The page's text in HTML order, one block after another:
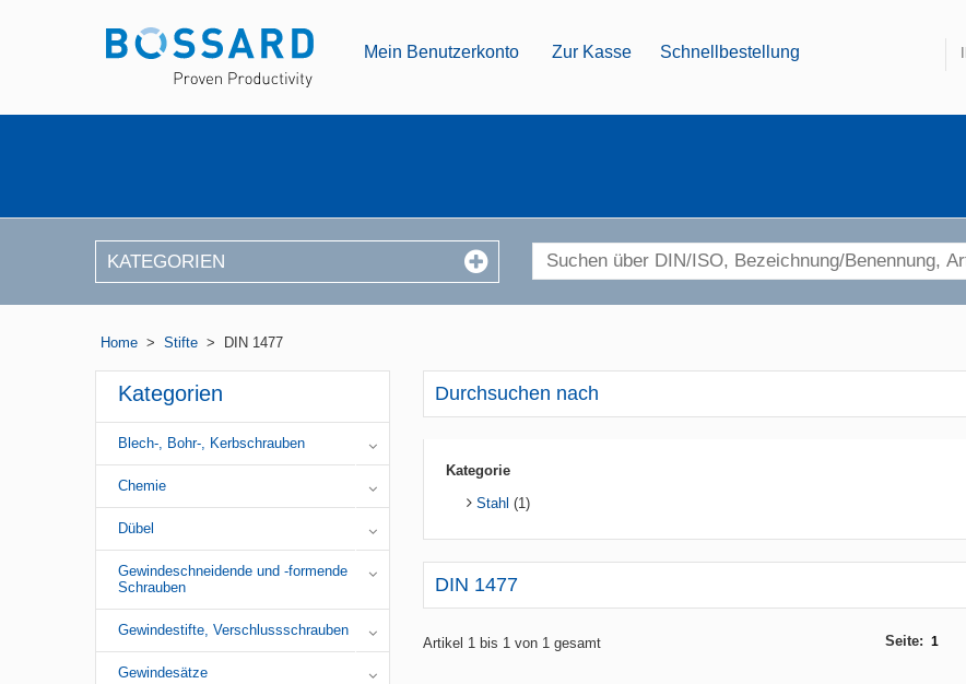
Mein Benutzerkonto Zur Kasse Schnellbestellung
KATEGORIEN
Home > Stifte > DIN 1477
Durchsuchen nach
Kategorie
Stahl (1)
DIN 1477
Artikel 1 bis 1 von 1 gesamt Seite: 1
Kategorien
Blech-, Bohr-, Kerbschrauben
Chemie
Dübel
Gewindeschneidende und -formende
Schrauben
Gewindestifte, Verschlussschrauben
Gewindesätze